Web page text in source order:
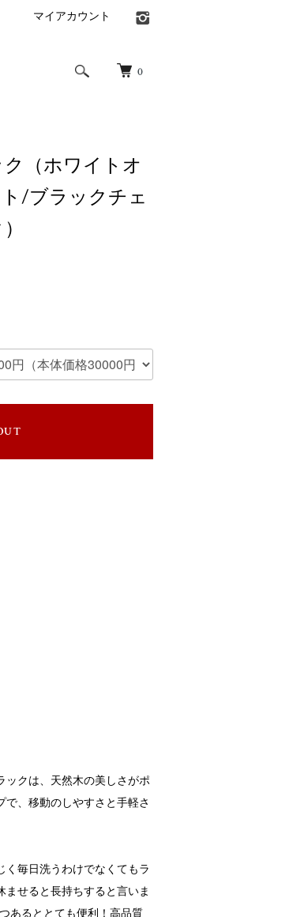
0
マイアカウント
（ホワイトオ
/ブラックチェ
ックは、天然木の美しさがポ
、移動のしやすさと手軽さ
毎日洗うわけでなくてもラ
ませると長持ちすると言いま